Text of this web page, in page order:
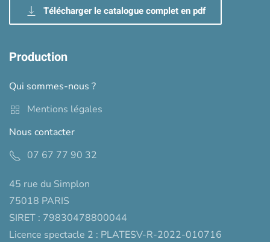
Télécharger le catalogue complet en pdf
Production
Qui sommes-nous ?
Mentions légales
Nous contacter
07 67 77 90 32
45 rue du Simplon
75018 PARIS
SIRET : 79830478800044
Licence spectacle 2 : PLATESV-R-2022-010716